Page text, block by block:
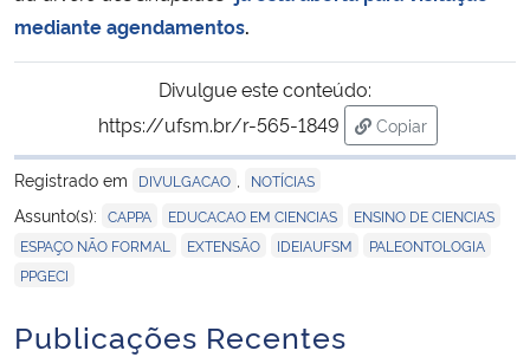
mediante agendamentos.
Divulgue este conteúdo:
https://ufsm.br/r-565-1849
Copiar
para área de
Registrado em
DIVULGACAO NOTÍCIAS
Assunto(s): CAPPA EDUCACAO EM CIENCIAS ENSINO DE CIENCIAS
ESPAÇO NÃO FORMAL EXTENSÃO IDEIAUFSM PALEONTOLOGIA
PPGECI
Publicações Recentes